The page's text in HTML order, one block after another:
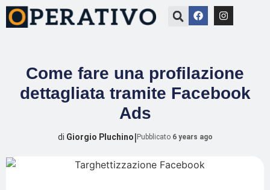
Come fare una profilazione
dettagliata tramite Facebook
Ads
di Giorgio Pluchino| Pubblicato 6 years ago